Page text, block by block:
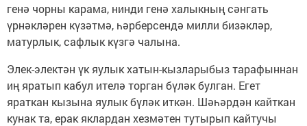
генә чорны карама, нинди генә халыкның сәнгать
үрнәкләрен күзәтмә, һәрберсендә милли бизәкләр,
матурлык, сафлык күзгә чалына.
Элек-электән үк яулык хатын-кызларыбыз тарафыннан
иң яратып кабул ителә торган бүләк булган. Егет
яраткан кызына яулык бүләк иткән. Шәһәрдән кайткан
кунак та, ерак яклардан хезмәтен тутырып кайтучы